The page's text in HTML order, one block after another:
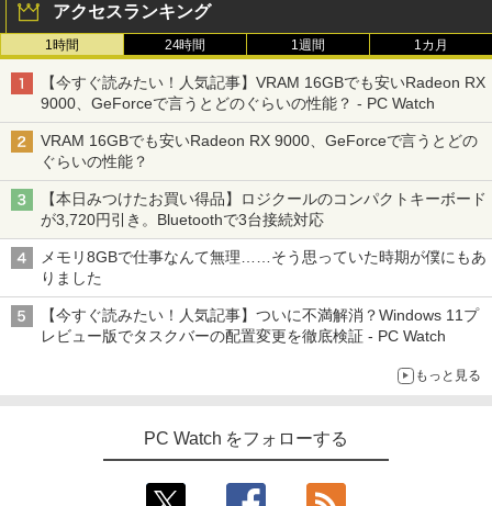
アクセスランキング
1時間 24時間 1週間 1カ月
【今すぐ読みたい！人気記事】VRAM 16GBでも安いRadeon RX
9000、GeForceで言うとどのぐらいの性能？ - PC Watch
VRAM 16GBでも安いRadeon RX 9000、GeForceで言うとどの
ぐらいの性能？
【本日みつけたお買い得品】ロジクールのコンパクトキーボード
が3,720円引き。Bluetoothで3台接続対応
メモリ8GBで仕事なんて無理……そう思っていた時期が僕にもあ
りました
【今すぐ読みたい！人気記事】ついに不満解消？Windows 11プ
レビュー版でタスクバーの配置変更を徹底検証 - PC Watch
もっと見る
PC Watch をフォローする